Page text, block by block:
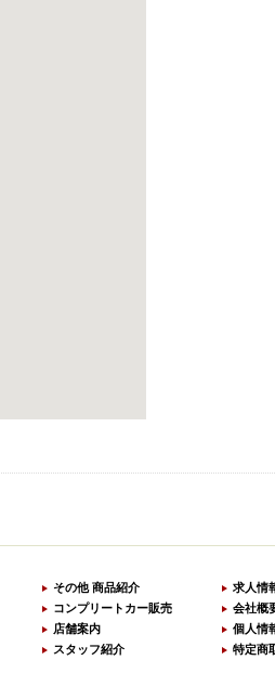
その他 商品紹介
コンプリートカー販売
店舗案内
スタッフ紹介
求人情
会社概
個人情
特定商